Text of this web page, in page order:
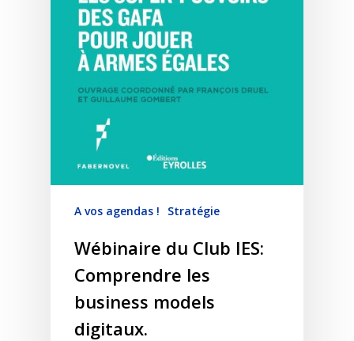
A vos agendas ! Stratégie
Wébinaire du Club IES:
Comprendre les
business models
digitaux.